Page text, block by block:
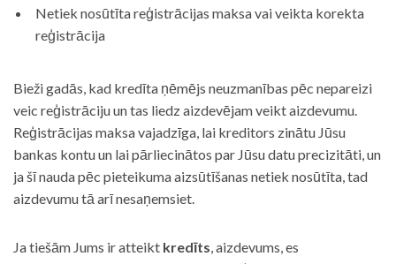
Netiek nosūtīta reģistrācijas maksa vai veikta korekta
reģistrācija
Bieži gadās, kad kredīta ņēmējs neuzmanības pēc nepareizi
veic reģistrāciju un tas liedz aizdevējam veikt aizdevumu.
Reģistrācijas maksa vajadzīga, lai kreditors zinātu Jūsu
bankas kontu un lai pārliecinātos par Jūsu datu precizitāti, un
ja šī nauda pēc pieteikuma aizsūtīšanas netiek nosūtīta, tad
aizdevumu tā arī nesaņemsiet.
Ja tiešām Jums ir atteikt kredīts, aizdevums, es